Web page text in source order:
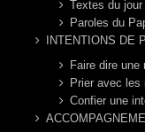
Textes du jour
Paroles du
INTENTIONS DE
Faire dire
Prier avec les
Confier une